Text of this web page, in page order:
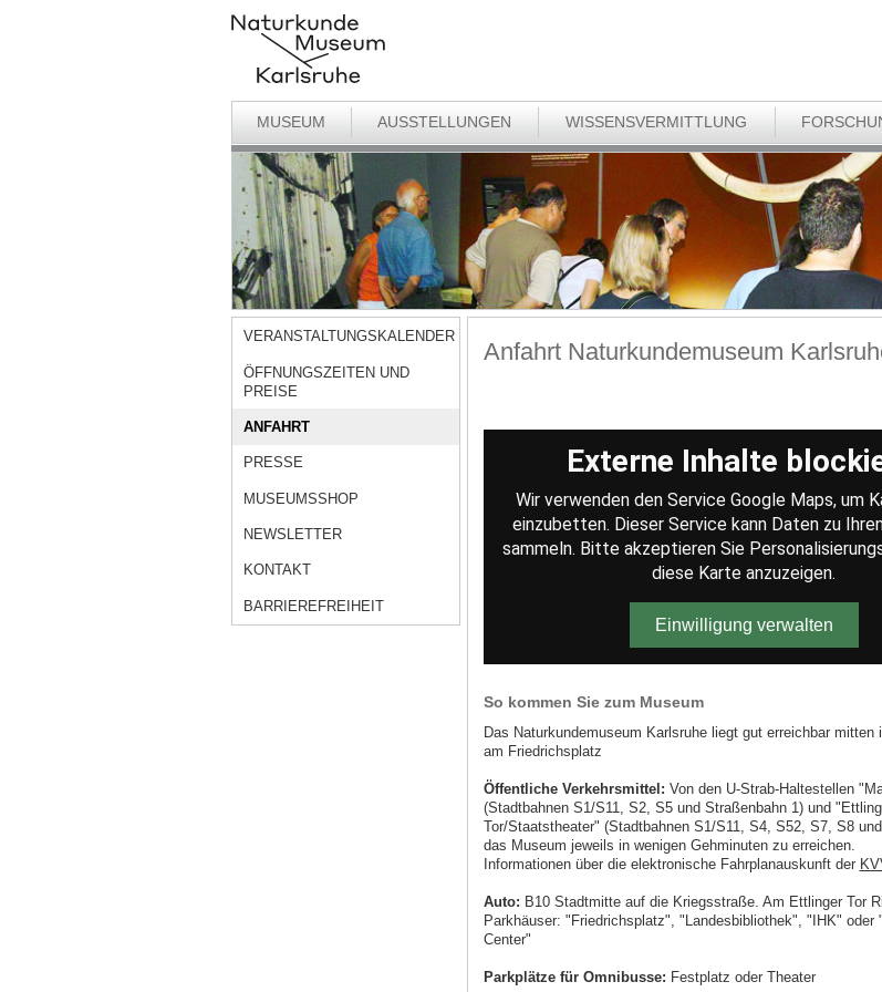
MUSEUM AUSSTELLUNGEN WISSENSVERMITTLUNG
VERANSTALTUNGSKALENDER
ÖFFNUNGSZEITEN UND
PREISE
ANFAHRT
PRESSE
MUSEUMSSHOP
NEWSLETTER
KONTAKT
BARRIEREFREIHEIT
Anfahrt Naturkundemuseum
Externe Inhalte
Wir verwenden den Service Google Maps, um
einzubetten. Dieser Service kann Daten zu
sammeln. Bitte akzeptieren Sie
diese Karte anzuzeigen.
Einwilligung verwalten
So kommen Sie zum Museum
Das Naturkundemuseum Karlsruhe liegt gut erreichbar mitten
am Friedrichsplatz
Öffentliche Verkehrsmittel: Von den U-Strab-Haltestellen
(Stadtbahnen S1/S11, S2, S5 und Straßenbahn 1) und
Tor/Staatstheater" (Stadtbahnen S1/S11, S4, S52, S7, S8
das Museum jeweils in wenigen Gehminuten zu erreichen.
Informationen über die elektronische Fahrplanauskunft der
Auto: B10 Stadtmitte auf die Kriegsstraße. Am Ettlinger Tor
Parkhäuser: "Friedrichsplatz", "Landesbibliothek", "IHK" oder
Center"
Parkplätze für Omnibusse: Festplatz oder Theater